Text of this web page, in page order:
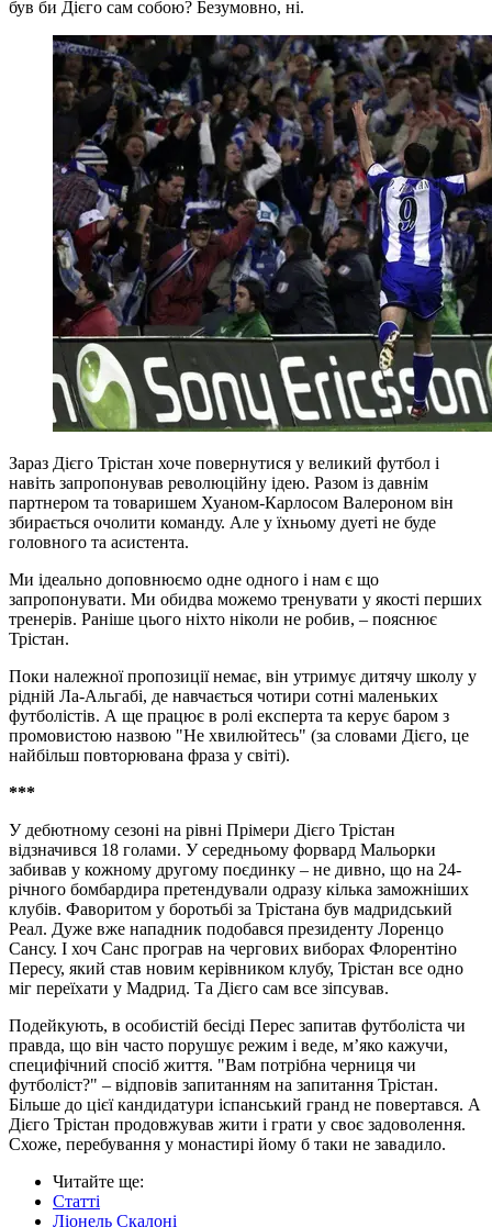
був би Дієго сам собою? Безумовно, ні.
Зараз Дієго Трістан хоче повернутися у великий футбол і
навіть запропонував революційну ідею. Разом із давнім
партнером та товаришем Хуаном-Карлосом Валероном він
збирається очолити команду. Але у їхньому дуеті не буде
головного та асистента.
Ми ідеально доповнюємо одне одного і нам є що
запропонувати. Ми обидва можемо тренувати у якості перших
тренерів. Раніше цього ніхто ніколи не робив, – пояснює
Трістан.
Поки належної пропозиції немає, він утримує дитячу школу у
рідній Ла-Альгабі, де навчається чотири сотні маленьких
футболістів. А ще працює в ролі експерта та керує баром з
промовистою назвою "Не хвилюйтесь" (за словами Дієго, це
найбільш повторювана фраза у світі).
***
У дебютному сезоні на рівні Прімери Дієго Трістан
відзначився 18 голами. У середньому форвард Мальорки
забивав у кожному другому поєдинку – не дивно, що на 24-
річного бомбардира претендували одразу кілька заможніших
клубів. Фаворитом у боротьбі за Трістана був мадридський
Реал. Дуже вже нападник подобався президенту Лоренцо
Сансу. І хоч Санс програв на чергових виборах Флорентіно
Пересу, який став новим керівником клубу, Трістан все одно
міг переїхати у Мадрид. Та Дієго сам все зіпсував.
Подейкують, в особистій бесіді Перес запитав футболіста чи
правда, що він часто порушує режим і веде, м’яко кажучи,
специфічний спосіб життя. "Вам потрібна черниця чи
футболіст?" – відповів запитанням на запитання Трістан.
Більше до цієї кандидатури іспанський гранд не повертався. А
Дієго Трістан продовжував жити і грати у своє задоволення.
Схоже, перебування у монастирі йому б таки не завадило.
Читайте ще:
Статті
Ліонель Скалоні